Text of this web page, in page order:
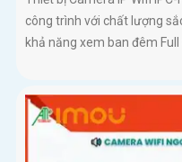
công trình với chất lượng
khả năng xem ban đêm